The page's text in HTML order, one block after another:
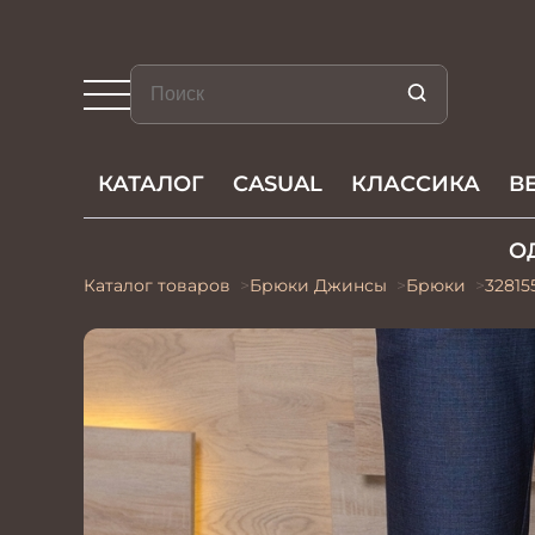
КАТАЛОГ CASUAL КЛАССИКА
Каталог товаров Брюки Джинсы Брюки